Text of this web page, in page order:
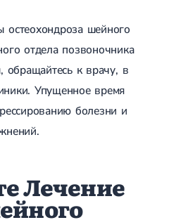
шейного
отдела позвоночника
обращайтесь к врачу, в
Упущенное время
болезни и
Лечение